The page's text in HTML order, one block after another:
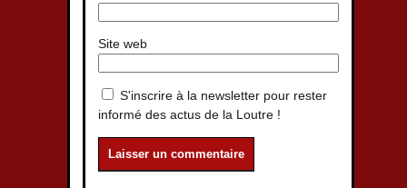
Site web
S'inscrire à la newsletter pour rester
informé des actus de la Loutre !